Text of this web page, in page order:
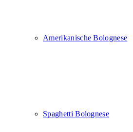
Amerikanische Bolognese
Spaghetti Bolognese